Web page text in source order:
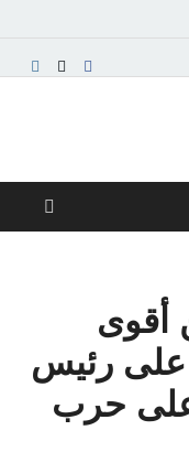
أقوى
على رئيس
على حرب